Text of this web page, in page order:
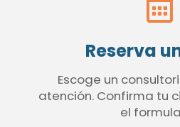
Reserva
Escoge un
atención. Confirma tu
el